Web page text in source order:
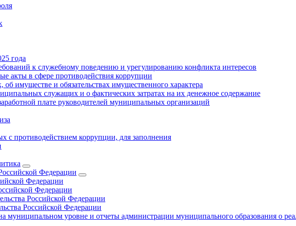
года
к служебному поведению и урегулированию конфликта интересов
акты в сфере противодействия коррупции
об имуществе и обязательствах имущественного характера
служащих и о фактических затратах на их денежное содержание
плате руководителей муниципальных организаций
с противодействием коррупции, для заполнения
Федерации
Федерации
Федерации
Российской Федерации
Российской Федерации
муниципальном уровне и отчеты администрации муниципального образования о